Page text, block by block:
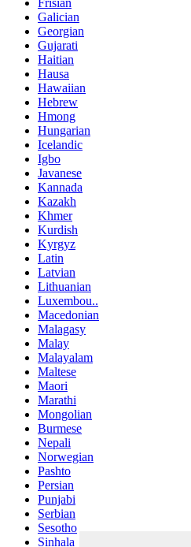
Frisian
Galician
Georgian
Gujarati
Haitian
Hausa
Hawaiian
Hebrew
Hmong
Hungarian
Icelandic
Igbo
Javanese
Kannada
Kazakh
Khmer
Kurdish
Kyrgyz
Latin
Latvian
Lithuanian
Luxembou..
Macedonian
Malagasy
Malay
Malayalam
Maltese
Maori
Marathi
Mongolian
Burmese
Nepali
Norwegian
Pashto
Persian
Punjabi
Serbian
Sesotho
Sinhala